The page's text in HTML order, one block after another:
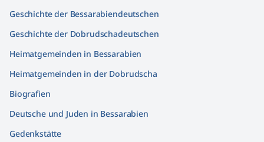
Geschichte der Bessarabiendeutschen
Geschichte der Dobrudschadeutschen
Heimatgemeinden in Bessarabien
Heimatgemeinden in der Dobrudscha
Biografien
Deutsche und Juden in Bessarabien
Gedenkstätte